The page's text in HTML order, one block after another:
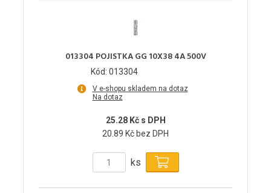
013304 POJISTKA GG 10X38 4A 500V
Kód: 013304
V e-shopu skladem na dotaz
Na dotaz
25.28 Kč s DPH
20.89 Kč bez DPH
ks